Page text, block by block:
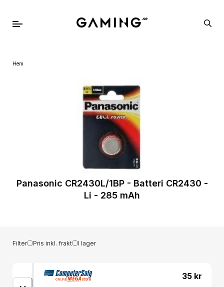
Hem
Panasonic CR2430L/1BP - Batteri CR2430 -
Li - 285 mAh
Filter Pris inkl. frakt I lager
35 kr